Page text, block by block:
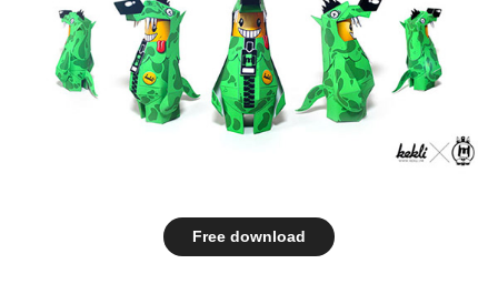
Free download